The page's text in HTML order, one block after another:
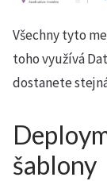
Všechny tyto
toho využívá
dostanete
šablony